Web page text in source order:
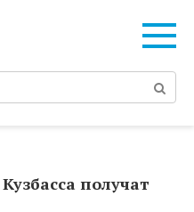
получат